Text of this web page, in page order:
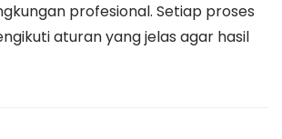
profesional. Setiap proses
aturan yang jelas agar hasil